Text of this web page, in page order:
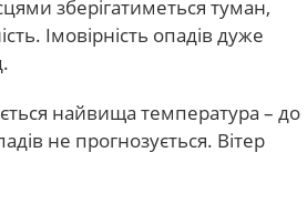
зберігатиметься туман,
Імовірність опадів дуже
найвища температура – до
не прогнозується. Вітер